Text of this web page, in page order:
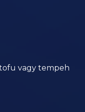
vagy tempeh